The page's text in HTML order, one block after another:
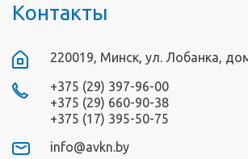
Контакты
220019, Минск, ул. Лобанка,
+375 (29) 397-96-00
+375 (29) 660-90-38
+375 (17) 395-50-75
info@avkn.by